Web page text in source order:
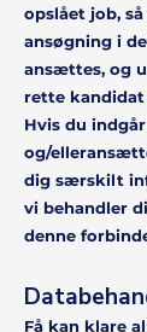
opslået job,
ansøgning i
ansættes, og
rette
Hvis du
og/
dig særskilt
vi behandler
denne
Få kan klare